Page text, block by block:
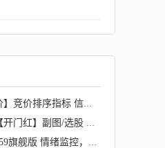
通达信【刀锋竞价】竞价排序指标 信号全天不变...
实战指标通达信【开门红】副图/选股 在支撑位...
竞价擒龙系统V8.59旗舰版 情绪监控，追涨、打...